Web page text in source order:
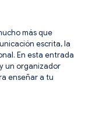
más que
escrita, la
En esta entrada
un organizador
enseñar a tu